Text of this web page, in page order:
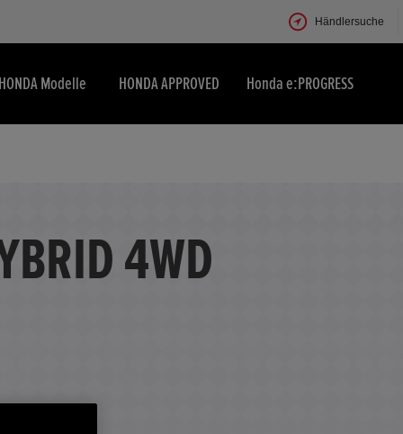
Händlersuche
Modelle HONDA APPROVED Honda e:PROGRESS
4WD